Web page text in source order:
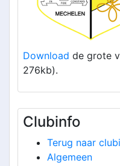
Download de grote
276kb).
Clubinfo
Terug naar
Algemeen